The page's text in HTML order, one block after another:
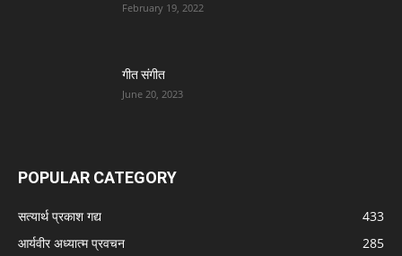
February 19, 2022
गीत संगीत
June 20, 2023
POPULAR CATEGORY
सत्यार्थ प्रकाश गद्य
433
आर्यवीर अध्यात्म प्रवचन
285